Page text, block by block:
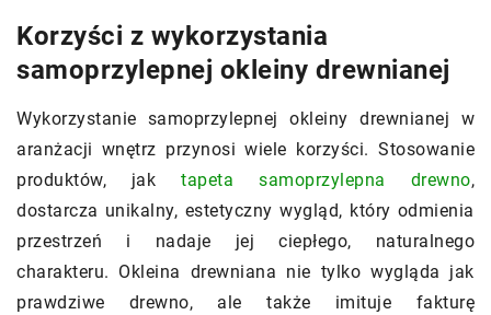
Korzyści z wykorzystania
samoprzylepnej okleiny drewnianej
Wykorzystanie samoprzylepnej okleiny drewnianej w
aranżacji wnętrz przynosi wiele korzyści. Stosowanie
produktów, jaktapeta samoprzylepna drewno,
dostarcza unikalny, estetyczny wygląd, który odmienia
przestrzeń i nadaje jej ciepłego, naturalnego
charakteru. Okleina drewniana nie tylko wygląda jak
prawdziwe drewno, ale także imituje fakturę